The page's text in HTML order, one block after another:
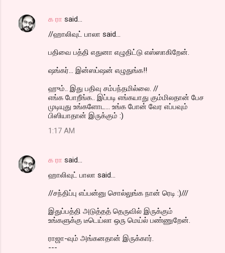
க ரா said…
//ஹாலிவுட் பாலா said...
பதிவை பத்தி எதுனா எழுதிட்டு எஸ்ஸாகிறேன்.
ஷங்கர்... இன்ஸப்ஷன் எழுதுங்க!!
ஹும்.. இது பதிவு சம்பந்தமில்லை. //
எங்க போறீங்க.. இப்படி எங்கயாது கும்மிலதான் பேச
முடியுது உங்களோட... உங்க போன் வேர எப்பவும்
பிஸியாதான் இருக்கும் :)
1:17 AM
க ரா said…
ஹாலிவுட் பாலா said...
//சந்திப்பு எப்பன்னு சொல்லுங்க நான் ரெடி :)///
இதுப்பத்தி அடுத்தத் தெருவில் இருக்கும்
உங்களுக்கு டீடெய்லா ஒரு மெய்ல் பண்ணுறேன்.
ராஜா-வும் அங்கனதான் இருக்கார்.
---